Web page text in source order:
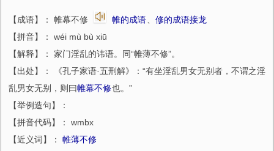
【成语】： 帷幕不修 帷的成语
修的成语接龙
【拼音】： wéi mù bù xiū
【解释】： 家门淫乱的讳语。同“帷薄不修”。
【出处】： 《孔子家语·五刑解》：“有坐淫乱男女无别者，不谓之淫
乱男女无别，则曰帷幕不修也。”
【举例造句】：
【拼音代码】： wmbx
【近义词】： 帷薄不修